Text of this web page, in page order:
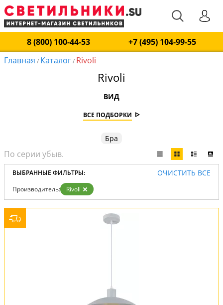
8 (800) 100-44-53
+7 (495) 104-99-55
Главная / Каталог/ Rivoli
Rivoli
ВИД
ВСЕ ПОДБОРКИ
Бра
ВЫБРАННЫЕ ФИЛЬТРЫ: ОЧИСТИТЬ ВСЕ
Производитель: Rivoli